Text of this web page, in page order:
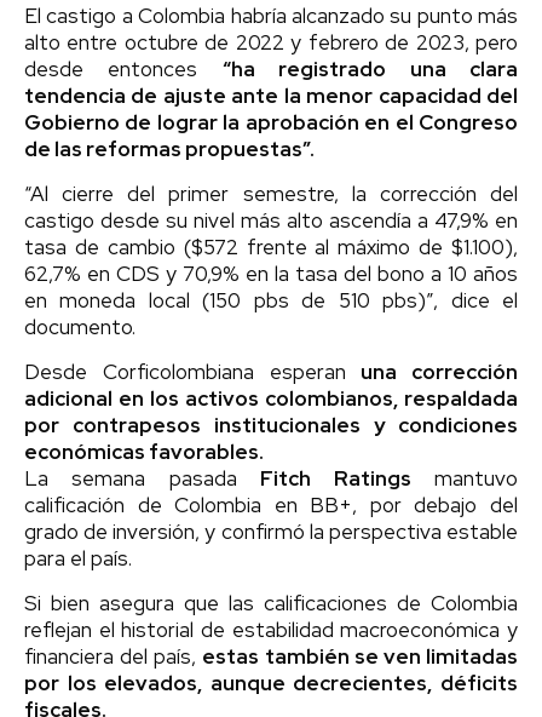
El castigo a Colombia habría alcanzado su punto más
alto entre octubre de 2022 y febrero de 2023, pero
desde entonces “ha registrado una clara
tendencia de ajuste ante la menor capacidad del
Gobierno de lograr la aprobación en el Congreso
de las reformas propuestas”.
“Al cierre del primer semestre, la corrección del
castigo desde su nivel más alto ascendía a 47,9% en
tasa de cambio ($572 frente al máximo de $1.100),
62,7% en CDS y 70,9% en la tasa del bono a 10 años
en moneda local (150 pbs de 510 pbs)”, dice el
documento.
Desde Corficolombiana esperan una corrección
adicional en los activos colombianos, respaldada
por contrapesos institucionales y condiciones
económicas favorables.
La semana pasada Fitch Ratings mantuvo
calificación de Colombia en BB+, por debajo del
grado de inversión, y confirmó la perspectiva estable
para el país.
Si bien asegura que las calificaciones de Colombia
reflejan el historial de estabilidad macroeconómica y
financiera del país, estas también se ven limitadas
por los elevados, aunque decrecientes, déficits
fiscales.